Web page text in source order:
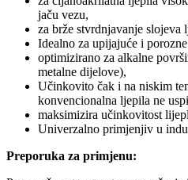
jaču vezu,
za brže stvrdnjavanje slojeva
Idealno za upijajuće i
optimizirano za alkalne
metalne dijelove),
Učinkovito čak i na niskim
konvencionalna ljepila ne
maksimizira učinkovitost
Univerzalno primjenjiv u
Preporuka za primjenu: